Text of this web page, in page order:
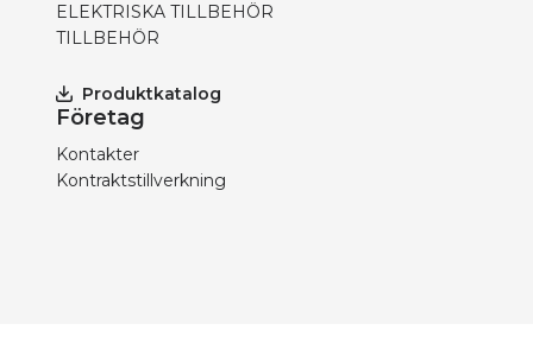
ELEKTRISKA TILLBEHÖR
TILLBEHÖR
Produktkatalog
Företag
Kontakter
Kontraktstillverkning